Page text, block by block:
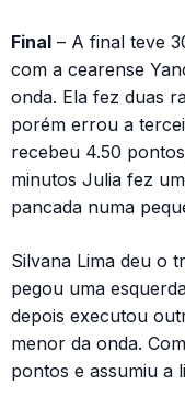
Final – A final teve
com a cearense
onda. Ela fez duas
porém errou a
recebeu 4.50
minutos Julia fez
pancada numa
Silvana Lima deu o
pegou uma
depois executou
menor da onda.
pontos e assumiu a